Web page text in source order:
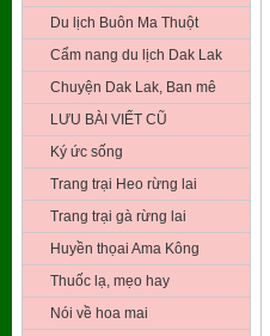
Du lịch Buôn Ma Thuột
Cẩm nang du lịch Dak Lak
Chuyện Dak Lak, Ban mê
LƯU BÀI VIẾT CŨ
Ký ức sống
Trang trại Heo rừng lai
Trang trại gà rừng lai
Huyền thọai Ama Kông
Thuốc lạ, mẹo hay
Nói về hoa mai